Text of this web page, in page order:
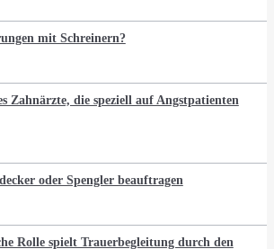
mit Schreinern?
Zahnärzte, die speziell auf Angstpatienten
oder Spengler beauftragen
Rolle spielt Trauerbegleitung durch den